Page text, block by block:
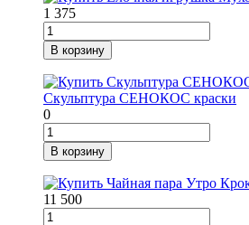
1 375
В корзину
Скульптура СЕНОКОС краски
0
В корзину
11 500